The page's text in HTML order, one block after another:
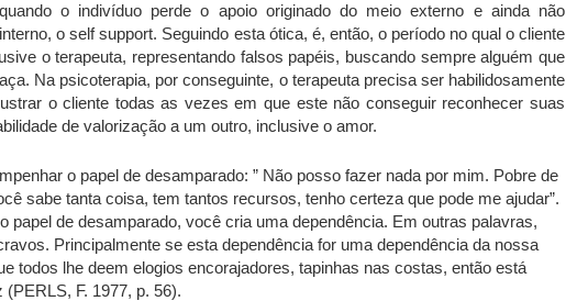
o indivíduo perde o apoio originado do meio externo e ainda não
o self support. Seguindo esta ótica, é, então, o período no qual o cliente
o terapeuta, representando falsos papéis, buscando sempre alguém que
Na psicoterapia, por conseguinte, o terapeuta precisa ser habilidosamente
o cliente todas as vezes em que este não conseguir reconhecer suas
de valorização a um outro, inclusive o amor.
o papel de desamparado: ” Não posso fazer nada por mim. Pobre de
sabe tanta coisa, tem tantos recursos, tenho certeza que pode me ajudar”.
papel de desamparado, você cria uma dependência. Em outras palavras,
Principalmente se esta dependência for uma dependência da nossa
todos lhe deem elogios encorajadores, tapinhas nas costas, então está
F. 1977, p. 56).